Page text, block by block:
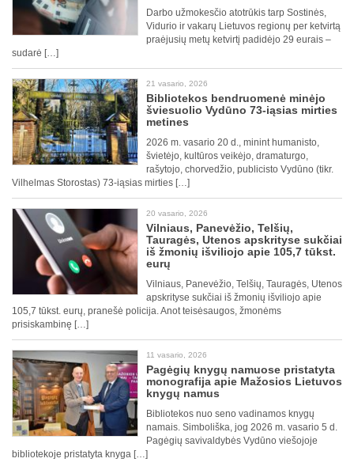
Darbo užmokesčio atotrūkis tarp Sostinės,
Vidurio ir vakarų Lietuvos regionų per ketvirtą
praėjusių metų ketvirtį padidėjo 29 eurais –
sudarė […]
21 vasario, 2026
Bibliotekos bendruomenė minėjo
šviesuolio Vydūno 73-iąsias mirties
metines
2026 m. vasario 20 d., minint humanisto,
švietėjo, kultūros veikėjo, dramaturgo,
rašytojo, chorvedžio, publicisto Vydūno (tikr.
Vilhelmas Storostas) 73-iąsias mirties […]
20 vasario, 2026
Vilniaus, Panevėžio, Telšių,
Tauragės, Utenos apskrityse sukčiai
iš žmonių išviliojo apie 105,7 tūkst.
eurų
Vilniaus, Panevėžio, Telšių, Tauragės, Utenos
apskrityse sukčiai iš žmonių išviliojo apie
105,7 tūkst. eurų, pranešė policija. Anot teisėsaugos, žmonėms
prisiskambinę […]
11 vasario, 2026
Pagėgių knygų namuose pristatyta
monografija apie Mažosios Lietuvos
knygų namus
Bibliotekos nuo seno vadinamos knygų
namais. Simboliška, jog 2026 m. vasario 5 d.
Pagėgių savivaldybės Vydūno viešojoje
bibliotekoje pristatyta knyga […]